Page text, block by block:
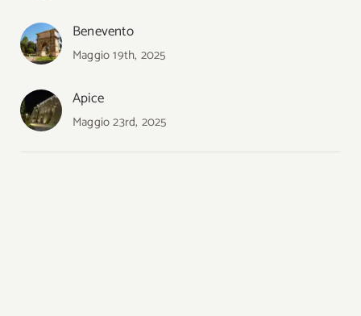
Benevento
Maggio 19th, 2025
Apice
Maggio 23rd, 2025